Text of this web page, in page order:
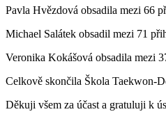
Pavla Hvězdová obsadila mezi 66
Michael Salátek obsadil mezi 71
Veronika Kokášová obsadila mezi
Celkově skončila Škola Taekwon-
Děkuji všem za účast a gratuluji k